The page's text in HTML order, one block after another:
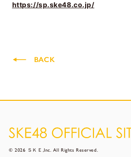
https://sp.ske48.co.jp/
BACK
© 2026 ＳＫＥ,Inc. All Rights Reserved.